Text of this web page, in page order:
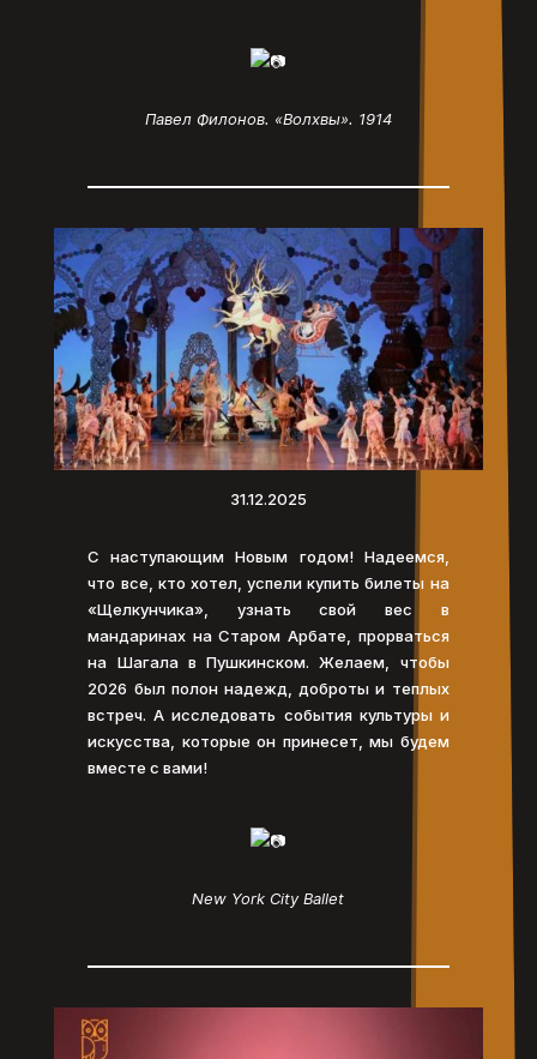
Павел Филонов. «Волхвы». 1914
31.12.2025
С наступающим Новым годом! Надеемся,
что все, кто хотел, успели купить билеты на
«Щелкунчика», узнать свой вес в
мандаринах на Старом Арбате, прорваться
на Шагала в Пушкинском. Желаем, чтобы
2026 был полон надежд, доброты и теплых
встреч. А исследовать события культуры и
искусства, которые он принесет, мы будем
вместе с вами!
New York City Ballet